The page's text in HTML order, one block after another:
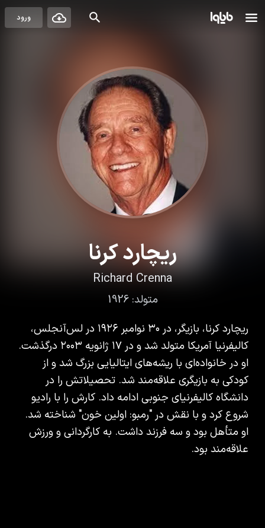
ورود
ریچارد کرنا
Richard Crenna
متولد:1926
ریچارد کرنا، بازیگر، در ۳۰ نوامبر ۱۹۲۶ در لس‌آنجلس،
کالیفرنیا آمریکا متولد شد و در ۱۷ ژانویه ۲۰۰۳ درگذشت.
او در خانواده‌ای با ریشه‌های ایتالیایی بزرگ شد و از
کودکی به بازیگری علاقه‌مند شد. تحصیلاتش را در
دانشگاه کالیفرنیای جنوبی ادامه داد. کارش را با رادیو
شروع کرد و با نقش در "رمبو: اولین خون" شناخته شد.
او متأهل بود و سه فرزند داشت. به کارگردانی و ورزش
علاقه‌مند بود.